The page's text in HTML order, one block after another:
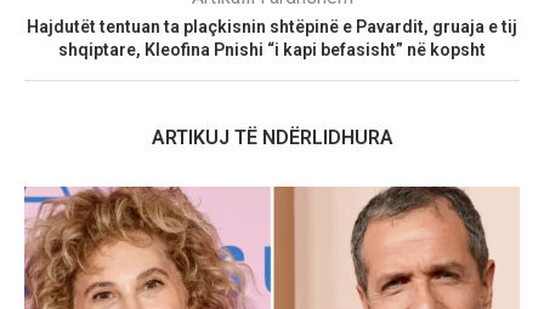
Hajdutët tentuan ta plaçkisnin shtëpinë e Pavardit, gruaja e tij
shqiptare, Kleofina Pnishi “i kapi befasisht” në kopsht
ARTIKUJ TË NDËRLIDHURA